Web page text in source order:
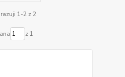
1-2 z 2
z 1